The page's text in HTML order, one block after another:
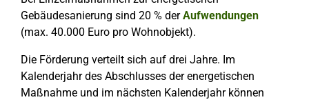
Gebäudesanierung sind 20 % derAufwendungen
(max. 40.000 Euro pro Wohnobjekt).
Die Förderung verteilt sich auf drei Jahre. Im
Kalenderjahr des Abschlusses der energetischen
Maßnahme und im nächsten Kalenderjahr können